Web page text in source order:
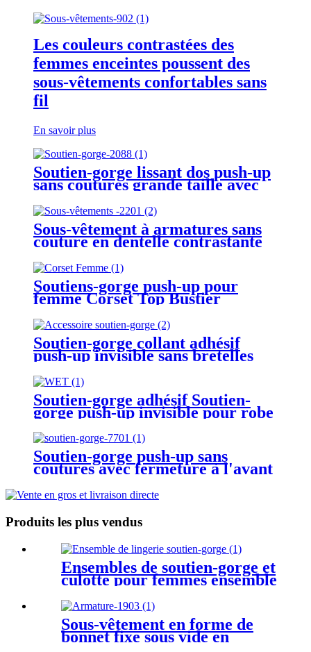
Les couleurs contrastées des
femmes enceintes poussent des
sous-vêtements confortables sans
fil
En savoir plus
Soutien-gorge lissant dos push-up
sans coutures grande taille avec
bonnet de massage en dentelle
Sous-vêtement à armatures sans
couture en dentelle contrastante
Soutiens-gorge push-up pour
femme Corset Top Bustier
Rembourré Soutien-gorge à
armatures Ajouter une tasse
Soutien-gorge collant adhésif
push-up invisible sans bretelles
pour femme
Soutien-gorge adhésif Soutien-
gorge push-up invisible pour robe
dos nu sans bretelles
Soutien-gorge push-up sans
coutures avec fermeture à l'avant
Produits les plus vendus
Ensembles de soutien-gorge et
culotte pour femmes ensemble
de lingerie de soutien-gorge
de sport
Sous-vêtement en forme de
bonnet fixe sous vide en